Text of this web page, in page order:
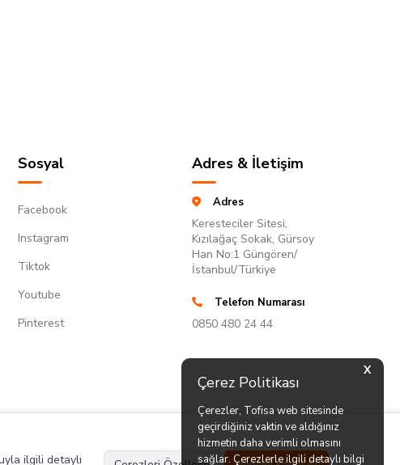
X
Çerez Politikası
Çerezler, Tofisa web sitesinde
geçirdiğiniz vaktin ve aldığınız
hizmetin daha verimli olmasını
sağlar. Çerezlerle ilgili detaylı bilgi
Sosyal
Facebook
Instagram
Tiktok
Youtube
Pinterest
Adres & İletişim
Adres
Keresteciler Sitesi,
Kızılağaç Sokak, Gürsoy
Han No:1 Güngören/
İstanbul/Türkiye
Telefon Numarası
0850 480 24 44
ilgili detaylı